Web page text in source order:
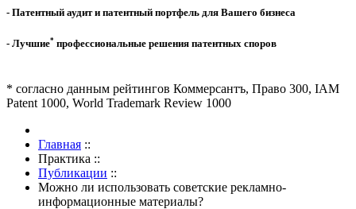
- Патентный аудит и патентный портфель для Вашего бизнеса
- Лучшие* профессиональные решения патентных споров
* согласно данным рейтингов Коммерсантъ, Право 300, IAM
Patent 1000, World Trademark Review 1000
Главная ::
Практика ::
Публикации ::
Можно ли использовать советские рекламно-
информационные материалы?